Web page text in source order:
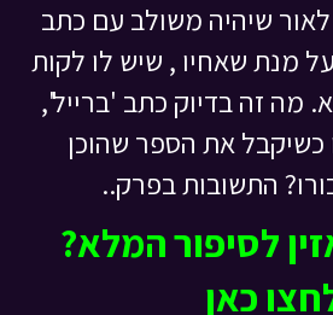
שיהיה משולב עם כתב
מנת שאחיו , שיש לו לקות
מה זה בדיוק כתב 'ברייל',
כשיקבל את הספר שהוכן
התשובות בפרק..
לסיפור המלא?
כאן